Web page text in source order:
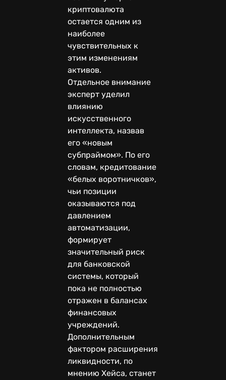
криптовалюта
остается одним из
наиболее
чувствительных к
этим изменениям
активов.
Отдельное внимание
эксперт уделил
влиянию
искусственного
интеллекта, назвав
его «новым
субпраймом». По его
словам, кредитование
«белых воротничков»,
чьи позиции
оказываются под
давлением
автоматизации,
формирует
значительный риск
для банковской
системы, который
пока не полностью
отражен в балансах
финансовых
учреждений.
Дополнительным
фактором расширения
ликвидности, по
мнению Хейса, станет